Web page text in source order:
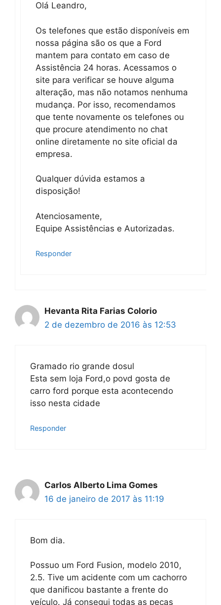
Olá Leandro,
Os telefones que estão disponíveis em
nossa página são os que a Ford
mantem para contato em caso de
Assistência 24 horas. Acessamos o
site para verificar se houve alguma
alteração, mas não notamos nenhuma
mudança. Por isso, recomendamos
que tente novamente os telefones ou
que procure atendimento no chat
online diretamente no site oficial da
empresa.
Qualquer dúvida estamos a
disposição!
Atenciosamente,
Equipe Assistências e Autorizadas.
Responder
Hevanta Rita Farias Colorio
2 de dezembro de 2016 às 12:53
Gramado rio grande dosul
Esta sem loja Ford,o povd gosta de
carro ford porque esta acontecendo
isso nesta cidade
Responder
Carlos Alberto Lima Gomes
16 de janeiro de 2017 às 11:19
Bom dia.
Possuo um Ford Fusion, modelo 2010,
2.5. Tive um acidente com um cachorro
que danificou bastante a frente do
veículo. Já consegui todas as peças